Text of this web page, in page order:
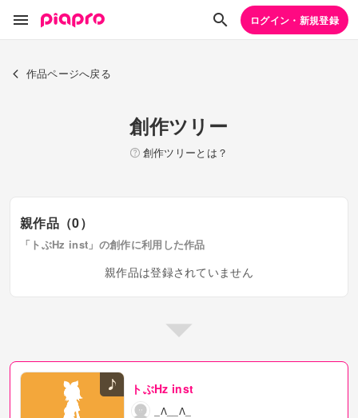
ログイン・新規登録
作品ページへ戻る
創作ツリー
創作ツリーとは？
親作品（0）
「トぶHz inst」の創作に利用した作品
親作品は登録されていません
トぶHz inst
_Λ__Λ_